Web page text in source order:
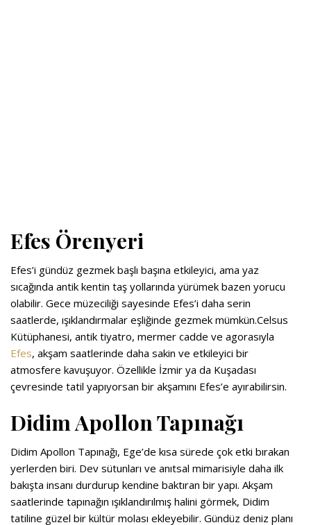
Efes Örenyeri
Efes’i gündüz gezmek başlı başına etkileyici, ama yaz
sıcağında antik kentin taş yollarında yürümek bazen yorucu
olabilir. Gece müzeciliği sayesinde Efes’i daha serin
saatlerde, ışıklandırmalar eşliğinde gezmek mümkün.Celsus
Kütüphanesi, antik tiyatro, mermer cadde ve agorasıyla
Efes, akşam saatlerinde daha sakin ve etkileyici bir
atmosfere kavuşuyor. Özellikle İzmir ya da Kuşadası
çevresinde tatil yapıyorsan bir akşamını Efes’e ayırabilirsin.
Didim Apollon Tapınağı
Didim Apollon Tapınağı, Ege’de kısa sürede çok etki bırakan
yerlerden biri. Dev sütunları ve anıtsal mimarisiyle daha ilk
bakışta insanı durdurup kendine baktıran bir yapı. Akşam
saatlerinde tapınağın ışıklandırılmış halini görmek, Didim
tatiline güzel bir kültür molası ekleyebilir. Gündüz deniz planı